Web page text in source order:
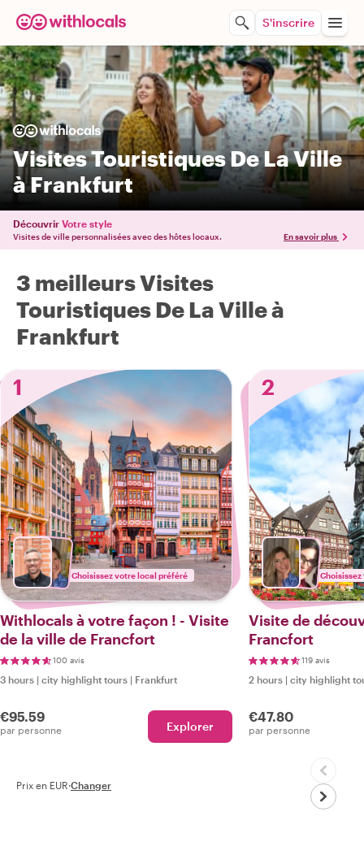
S'inscrire
Visites Touristiques De La Ville
à Frankfurt
Découvrir Votre style
Visites de ville personnalisées avec des hôtes locaux. En savoir plus
3 meilleurs Visites
Touristiques De La Ville à
Frankfurt
1
Choisissez votre local préféré
Withlocals à votre façon ! - Visite
de la ville de Francfort
100 avis
3 hours | city highlight tours | Frankfurt
€95.59
par personne Explorer
2
Visite de
Francfort
119 avis
2 hours | city highlight
€47.80
par personne
Prix en EUR·Changer